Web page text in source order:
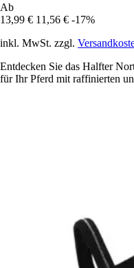
Ab
13,99 € 11,56 € -17%
inkl. MwSt. zzgl.
Entdecken Sie das Halfter
für Ihr Pferd mit raffinierten